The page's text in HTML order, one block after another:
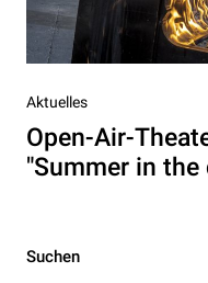
Nächster
Beitrag
Aktuelles
Open-Air-
"Summer in
Suchen